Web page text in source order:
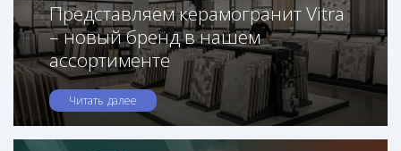
Представляем керамогранит Vitra
– новый бренд в нашем
ассортименте
Читать далее